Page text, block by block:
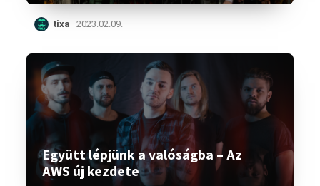
tixa 2023.02.09.
Együtt lépjünk a valóságba – Az
AWS új kezdete